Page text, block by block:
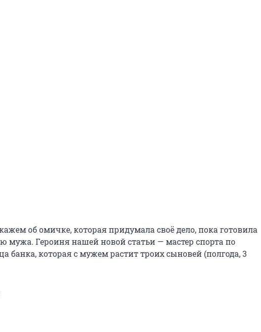
об омичке, которая придумала своё дело, пока готовила
мужа. Героиня нашей новой статьи — мастер спорта по
банка, которая с мужем растит троих сыновей (полгода, 3